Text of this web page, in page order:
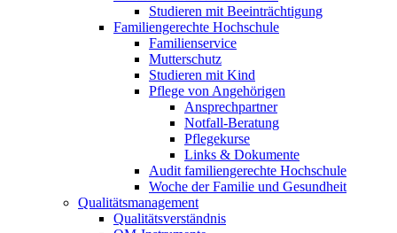
Studieren mit Beeinträchtigung
Familiengerechte Hochschule
Familienservice
Mutterschutz
Studieren mit Kind
Pflege von Angehörigen
Ansprechpartner
Notfall-Beratung
Pflegekurse
Links & Dokumente
Audit familiengerechte Hochschule
Woche der Familie und Gesundheit
Qualitätsmanagement
Qualitätsverständnis